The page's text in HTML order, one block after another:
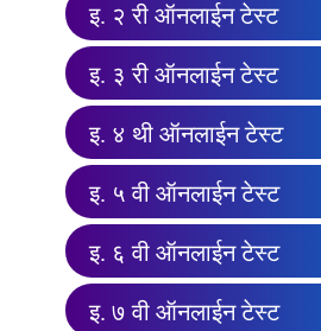
इ. २ री ऑनलाईन टेस्ट
इ. ३ री ऑनलाईन टेस्ट
इ. ४ थी ऑनलाईन टेस्ट
इ. ५ वी ऑनलाईन टेस्ट
इ. ६ वी ऑनलाईन टेस्ट
इ. ७ वी ऑनलाईन टेस्ट